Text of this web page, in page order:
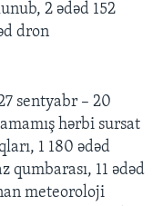
2 ədəd 152
dron
sentyabr – 20
hərbi sursat
1 180 ədəd
qumbarası, 11 ədəd
meteoroloji